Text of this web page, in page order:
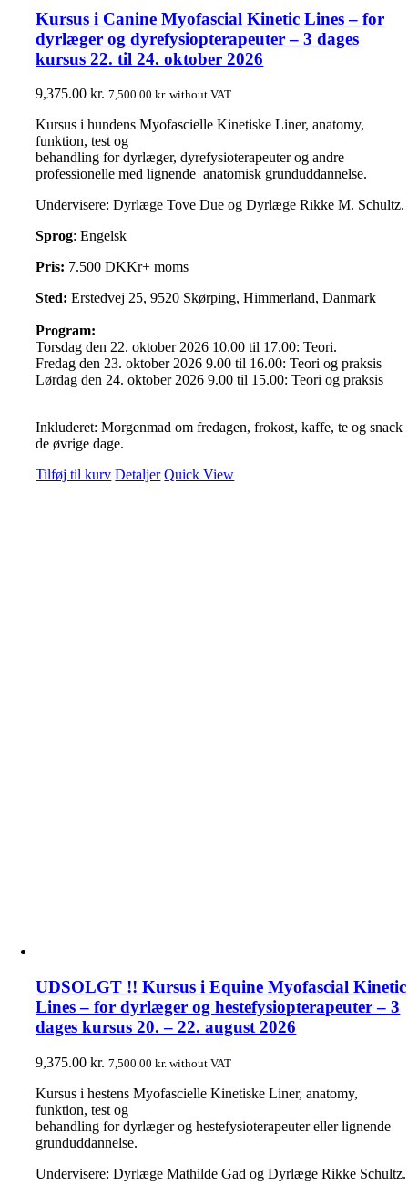
Kursus i Canine Myofascial Kinetic Lines – for
dyrlæger og dyrefysiopterapeuter – 3 dages
kursus 22. til 24. oktober 2026
9,375.00kr. 7,500.00kr. without VAT
Kursus i hundens Myofascielle Kinetiske Liner, anatomy,
funktion, test og
behandling for dyrlæger, dyrefysioterapeuter og andre
professionelle med lignende anatomisk grunduddannelse.
Undervisere: Dyrlæge Tove Due og Dyrlæge Rikke M. Schultz.
Sprog: Engelsk
Pris: 7.500 DKKr+ moms
Sted: Erstedvej 25, 9520 Skørping, Himmerland, Danmark
Program:
Torsdag den 22. oktober 2026 10.00 til 17.00: Teori.
Fredag den 23. oktober 2026 9.00 til 16.00: Teori og praksis
Lørdag den 24. oktober 2026 9.00 til 15.00: Teori og praksis
Inkluderet: Morgenmad om fredagen, frokost, kaffe, te og snack
de øvrige dage.
Tilføj til kurv Detaljer Quick View
UDSOLGT !! Kursus i Equine Myofascial Kinetic
Lines – for dyrlæger og hestefysiopterapeuter – 3
dages kursus 20. – 22. august 2026
9,375.00kr. 7,500.00kr. without VAT
Kursus i hestens Myofascielle Kinetiske Liner, anatomy,
funktion, test og
behandling for dyrlæger og hestefysioterapeuter eller lignende
grunduddannelse.
Undervisere: Dyrlæge Mathilde Gad og Dyrlæge Rikke Schultz.